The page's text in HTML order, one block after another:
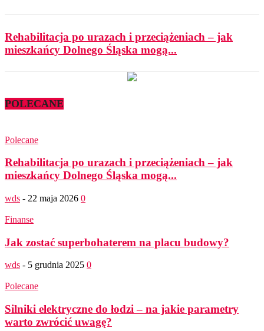
Rehabilitacja po urazach i przeciążeniach – jak
mieszkańcy Dolnego Śląska mogą...
POLECANE
Polecane
Rehabilitacja po urazach i przeciążeniach – jak
mieszkańcy Dolnego Śląska mogą...
wds - 22 maja 2026 0
Finanse
Jak zostać superbohaterem na placu budowy?
wds - 5 grudnia 2025 0
Polecane
Silniki elektryczne do łodzi – na jakie parametry
warto zwrócić uwagę?